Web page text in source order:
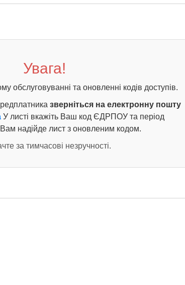
Увага!
обслуговуванні та оновленні кодів доступів.
зверніться на електронну пошту
У листі вкажіть Ваш код ЄДРПОУ та період
надійде лист з оновленим кодом.
за тимчасові незручності.